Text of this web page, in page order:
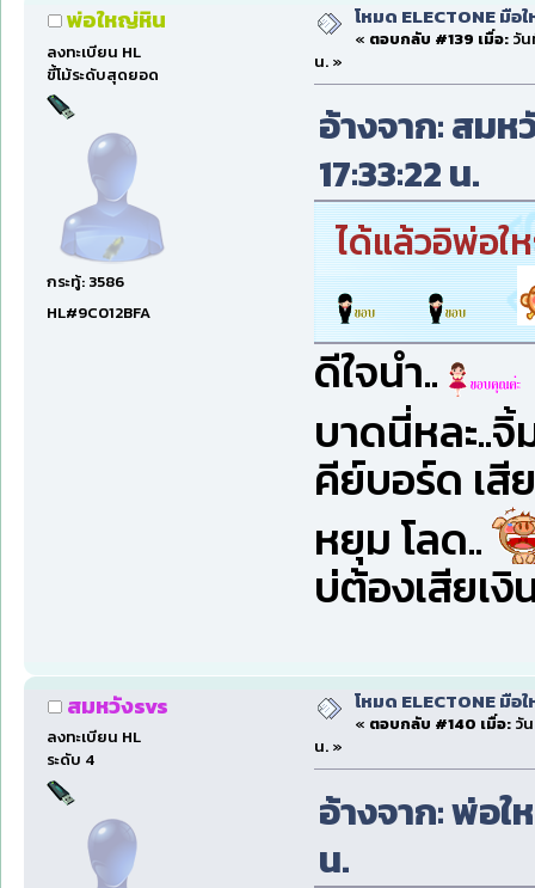
พ่อใหญ่หิน
ลงทะเบียน HL
ขี้โม้ระดับสุดยอด
กระทู้: 3586
HL#9C012BFA
โหมด ELECTONE มือ
« ตอบกลับ #139 เมื่อ:วัน
น. »
อ้างจาก: สม
17:33:22 น.
ได้แล้วอิพ่อ
ดีใจนำ..
บาดนี่หละ..จิ้
คีย์บอร์ด เสี
หยุม โลด..
บ่ต้องเสียเ
สมหวังsvs
ลงทะเบียน HL
ระดับ 4
โหมด ELECTONE มือ
« ตอบกลับ #140 เมื่อ:วัน
น. »
อ้างจาก: พ่อใ
น.